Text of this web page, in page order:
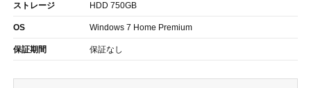
ストレージ HDD 750GB
OS Windows 7 Home Premium
保証期間 保証なし